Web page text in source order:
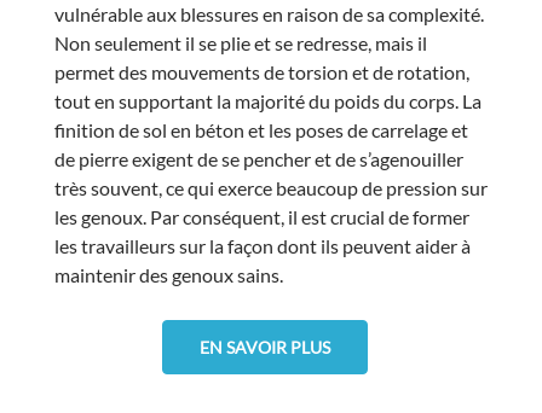
vulnérable aux blessures en raison de sa complexité.
Non seulement il se plie et se redresse, mais il
permet des mouvements de torsion et de rotation,
tout en supportant la majorité du poids du corps. La
finition de sol en béton et les poses de carrelage et
de pierre exigent de se pencher et de s’agenouiller
très souvent, ce qui exerce beaucoup de pression sur
les genoux. Par conséquent, il est crucial de former
les travailleurs sur la façon dont ils peuvent aider à
maintenir des genoux sains.
EN SAVOIR PLUS